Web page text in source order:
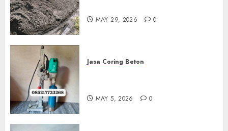
MAY 29, 2026 0
Jasa Coring Beton
MAY 5, 2026 0